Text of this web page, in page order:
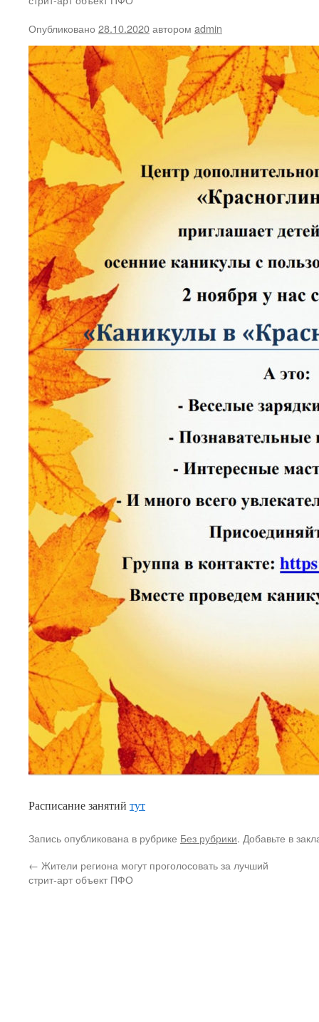
Опубликовано 28.10.2020автором admin
Расписание занятий тут
Запись опубликована в рубрике Без рубрики. Добавьте в
← Жители региона могут проголосовать за лучший
стрит-арт объект ПФО